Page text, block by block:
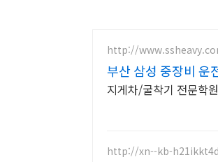
http://
부산 삼성 중장비 운
지게차/굴착기 전문학
http://xn--kb-